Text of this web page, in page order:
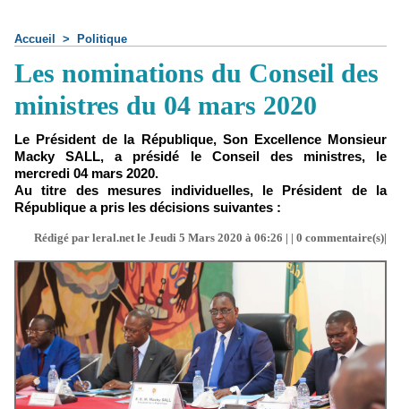
Accueil > Politique
Les nominations du Conseil des
ministres du 04 mars 2020
Le Président de la République, Son Excellence Monsieur
Macky SALL, a présidé le Conseil des ministres, le
mercredi 04 mars 2020.
Au titre des mesures individuelles, le Président de la
République a pris les décisions suivantes :
Rédigé par leral.net le Jeudi 5 Mars 2020 à 06:26 | | 0 commentaire(s)|